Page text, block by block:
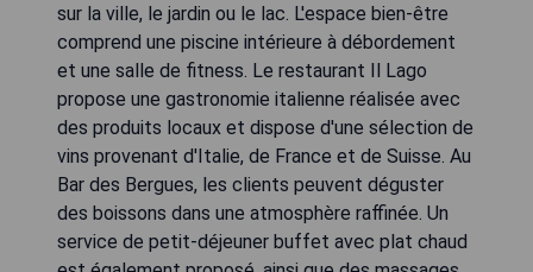
sur la ville, le jardin ou le lac. L'espace bien-être
comprend une piscine intérieure à débordement
et une salle de fitness. Le restaurant Il Lago
propose une gastronomie italienne réalisée avec
des produits locaux et dispose d'une sélection de
vins provenant d'Italie, de France et de Suisse. Au
Bar des Bergues, les clients peuvent déguster
des boissons dans une atmosphère raffinée. Un
service de petit-déjeuner buffet avec plat chaud